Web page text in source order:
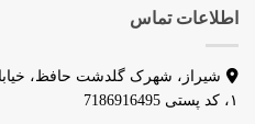
اطلاعات تماس
شیراز، شهرک گلدشت حافظ،
۱، کد پستی 7186916495